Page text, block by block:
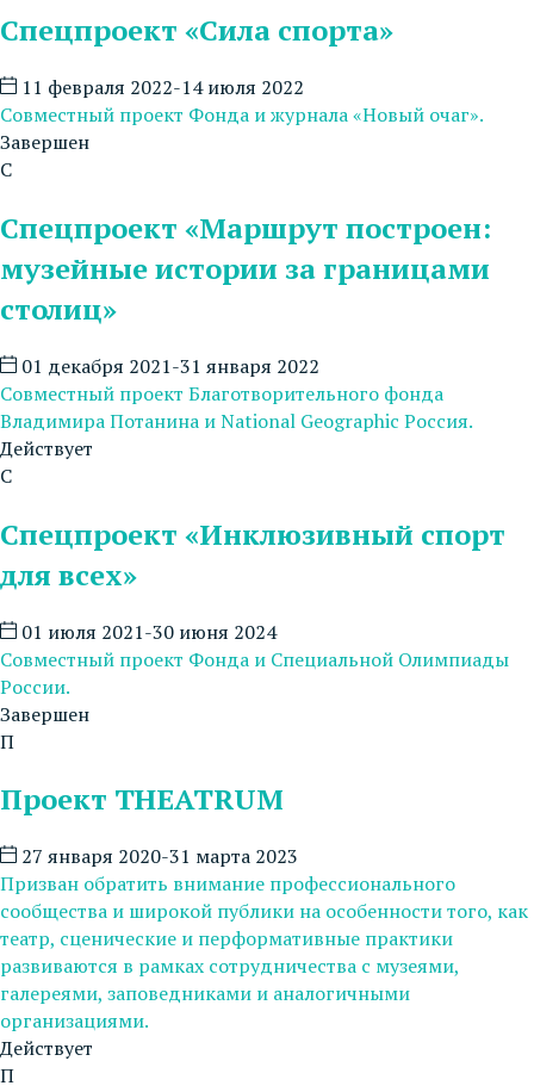
Спецпроект «Сила спорта»
11 февраля 2022-14 июля 2022
Совместный проект Фонда и журнала «Новый очаг».
Завершен
С
Спецпроект «Маршрут построен:
музейные истории за границами
столиц»
01 декабря 2021-31 января 2022
Совместный проект Благотворительного фонда
Владимира Потанина и National Geographic Россия.
Действует
С
Спецпроект «Инклюзивный спорт
для всех»
01 июля 2021-30 июня 2024
Совместный проект Фонда и Специальной Олимпиады
России.
Завершен
П
Проект THEATRUM
27 января 2020-31 марта 2023
Призван обратить внимание профессионального
сообщества и широкой публики на особенности того, как
театр, сценические и перформативные практики
развиваются в рамках сотрудничества с музеями,
галереями, заповедниками и аналогичными
организациями.
Действует
П